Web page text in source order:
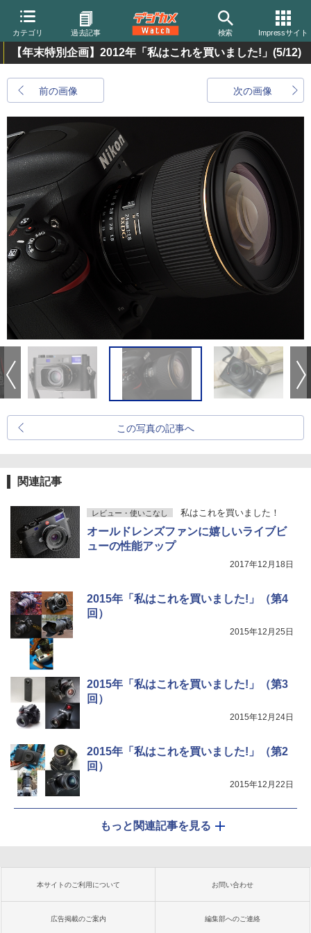
カテゴリ 過去記事 検索 Impressサイト
【年末特別企画】2012年「私はこれを買いました!」 (5/12)
前の画像 次の画像
この写真の記事へ
関連記事
レビュー・使いこなし 私はこれを買いました！
オールドレンズファンに嬉しいライブビ
ューの性能アップ
2017年12月18日
2015年「私はこれを買いました!」（第4
回）
2015年12月25日
2015年「私はこれを買いました!」（第3
回）
2015年12月24日
2015年「私はこれを買いました!」（第2
回）
2015年12月22日
もっと関連記事を見る
本サイトのご利用について お問い合わせ
広告掲載のご案内 編集部へのご連絡